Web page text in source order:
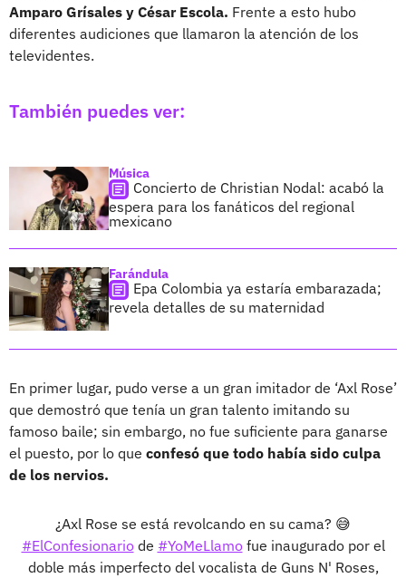
Amparo Grísales y César Escola. Frente a esto hubo
diferentes audiciones que llamaron la atención de los
televidentes.
También puedes ver:
Música
Concierto de Christian Nodal: acabó la
espera para los fanáticos del regional
mexicano
Farándula
Epa Colombia ya estaría embarazada;
revela detalles de su maternidad
En primer lugar, pudo verse a un gran imitador de ‘Axl Rose’
que demostró que tenía un gran talento imitando su
famoso baile; sin embargo, no fue suficiente para ganarse
el puesto, por lo que confesó que todo había sido culpa
de los nervios.
¿Axl Rose se está revolcando en su cama? 😅
#ElConfesionariode #YoMeLlamofue inaugurado por el
doble más imperfecto del vocalista de Guns N' Roses,